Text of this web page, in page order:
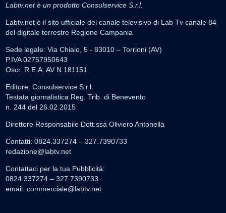
Labtv.net è un prodotto Consulservice S.r.l.
Labtv.net è il sito ufficiale del canale televisivo di Lab Tv canale 84
del digitale terrestre Regione Campania
Sede legale: Via Chiaio, 5 - 83010 – Torrioni (AV)
P.IVA 02757950643
Oscr. R.E.A. AV N.181151
Editore: Consulservice S.r.l.
Testata giornalistica Reg. Trib. di Benevento
n. 244 del 26.02.2015
Direttore Responsabile Dott.ssa Oliviero Antonella
Contatti: 0824.337274 – 327.7390733
redazione@labtv.net
Contattaci per la tua Pubblicità:
0824.337274 – 327.7390733
email: commerciale@labtv.net